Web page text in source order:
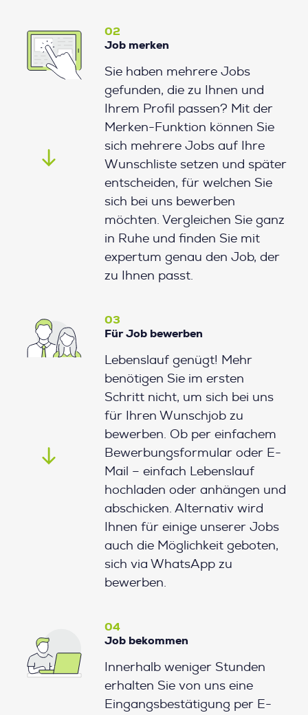
02
Job merken
Sie haben mehrere Jobs
gefunden, die zu Ihnen und
Ihrem Profil passen? Mit der
Merken-Funktion können Sie
sich mehrere Jobs auf Ihre
Wunschliste setzen und später
entscheiden, für welchen Sie
sich bei uns bewerben
möchten. Vergleichen Sie ganz
in Ruhe und finden Sie mit
expertum genau den Job, der
zu Ihnen passt.
03
Für Job bewerben
Lebenslauf genügt! Mehr
benötigen Sie im ersten
Schritt nicht, um sich bei uns
für Ihren Wunschjob zu
bewerben. Ob per einfachem
Bewerbungsformular oder E-
Mail – einfach Lebenslauf
hochladen oder anhängen und
abschicken. Alternativ wird
Ihnen für einige unserer Jobs
auch die Möglichkeit geboten,
sich via WhatsApp zu
bewerben.
04
Job bekommen
Innerhalb weniger Stunden
erhalten Sie von uns eine
Eingangsbestätigung per E-